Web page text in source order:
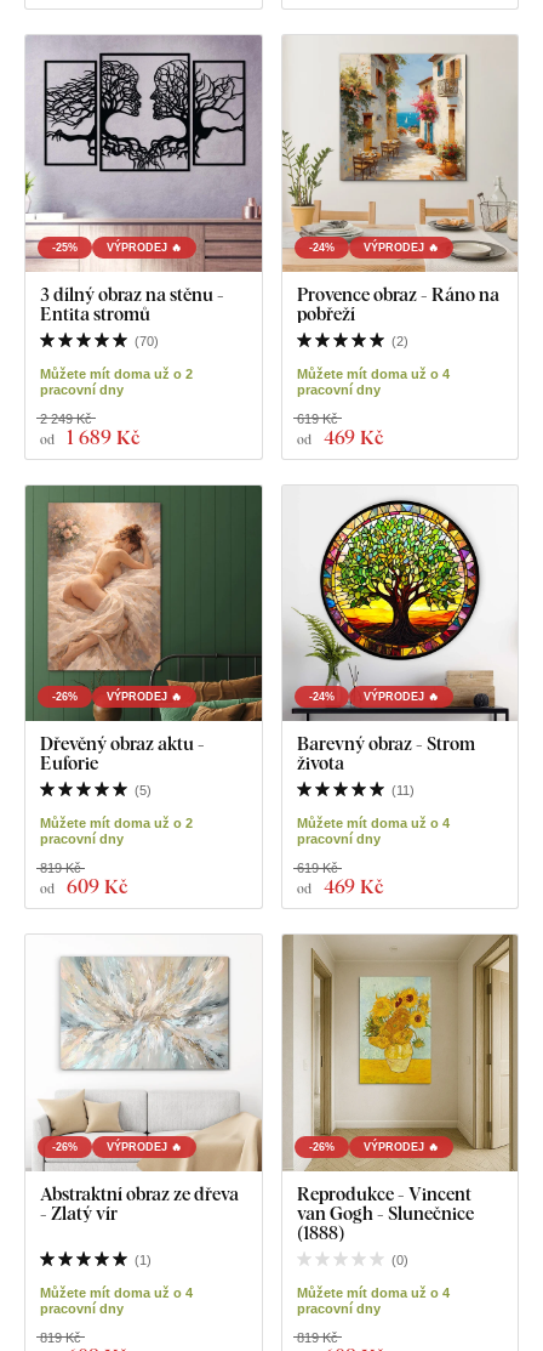
-25% VÝPRODEJ 🔥
3 dílný obraz na stěnu -
Entita stromů
(70)
Můžete mít doma už o 2
pracovní dny
od 1 689 Kč
2 249 Kč
-24% VÝPRODEJ 🔥
Provence obraz - Ráno na
pobřeží
(2)
Můžete mít doma už o 4
pracovní dny
od 469 Kč
619 Kč
-26% VÝPRODEJ 🔥
Dřevěný obraz aktu -
Euforie
(5)
Můžete mít doma už o 2
pracovní dny
od 609 Kč
819 Kč
-24% VÝPRODEJ 🔥
Barevný obraz - Strom
života
(11)
Můžete mít doma už o 4
pracovní dny
od 469 Kč
619 Kč
-26% VÝPRODEJ 🔥
Abstraktní obraz ze dřeva
- Zlatý vír
(1)
Můžete mít doma už o 4
pracovní dny
819 Kč
-26% VÝPRODEJ 🔥
Reprodukce - Vincent
van Gogh - Slunečnice
(1888)
(0)
Můžete mít doma už o 4
pracovní dny
819 Kč